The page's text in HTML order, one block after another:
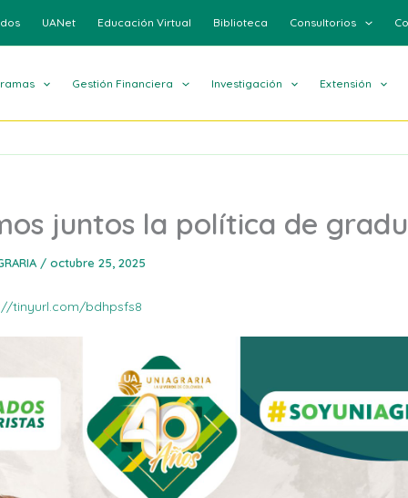
UANet Educación Virtual Biblioteca Consultorios
Gestión Financiera Investigación Extensión
juntos la política de
/ octubre 25, 2025
tinyurl.com/bdhpsfs8